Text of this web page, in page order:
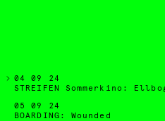
04 09 24
STREIFEN Sommerkino:
05 09 24
BOARDING: Wounded